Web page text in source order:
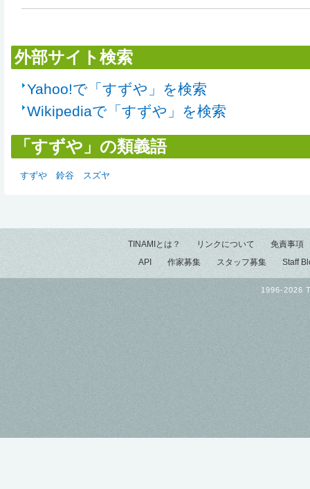
外部サイト検索
Yahoo!で「すずや」を検索
Wikipediaで「すずや」を検索
「すずや」の類義語
すずや 鈴谷 スズヤ
TINAMIとは？ リンクについて
免責事項
API
作家募集 スタッフ募集 Staff
1996-2026